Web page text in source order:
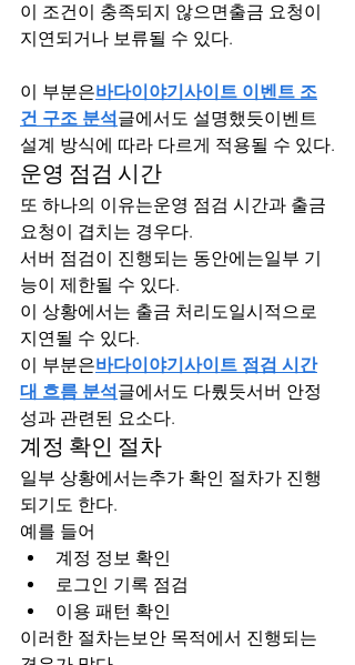
이 조건이 충족되지 않으면출금 요청이
지연되거나 보류될 수 있다.
이 부분은바다이야기사이트 이벤트 조
건 구조 분석 글에서도 설명했듯이벤트
설계 방식에 따라 다르게 적용될 수 있다.
운영 점검 시간
또 하나의 이유는운영 점검 시간과 출금
요청이 겹치는 경우다.
서버 점검이 진행되는 동안에는일부 기
능이 제한될 수 있다.
이 상황에서는 출금 처리도일시적으로
지연될 수 있다.
이 부분은바다이야기사이트 점검 시간
대 흐름 분석 글에서도 다뤘듯서버 안정
성과 관련된 요소다.
계정 확인 절차
일부 상황에서는추가 확인 절차가 진행
되기도 한다.
예를 들어
계정 정보 확인
로그인 기록 점검
이용 패턴 확인
이러한 절차는보안 목적에서 진행되는